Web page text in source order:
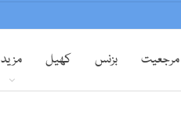
مرجعیت بزنس کھیل مزید